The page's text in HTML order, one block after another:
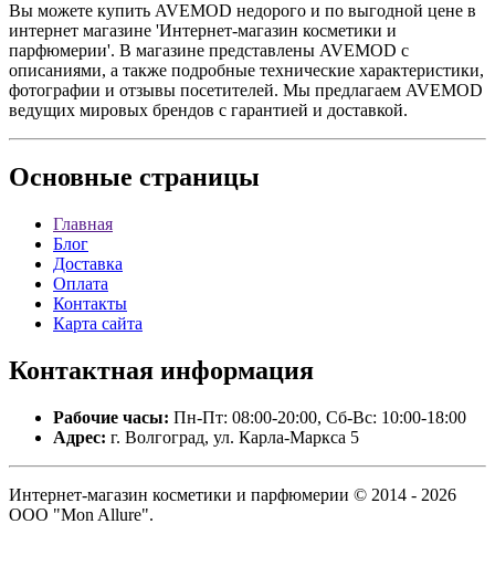
Вы можете купить AVEMOD недорого и по выгодной цене в
интернет магазине 'Интернет-магазин косметики и
парфюмерии'. В магазине представлены AVEMOD с
описаниями, а также подробные технические характеристики,
фотографии и отзывы посетителей. Мы предлагаем AVEMOD
ведущих мировых брендов с гарантией и доставкой.
Основные страницы
Главная
Блог
Доставка
Оплата
Контакты
Карта сайта
Контактная информация
Рабочие часы: Пн-Пт: 08:00-20:00, Сб-Вс: 10:00-18:00
Адрес: г. Волгоград, ул. Карла-Маркса 5
Интернет-магазин косметики и парфюмерии © 2014 - 2026
ООО "Mon Allure".